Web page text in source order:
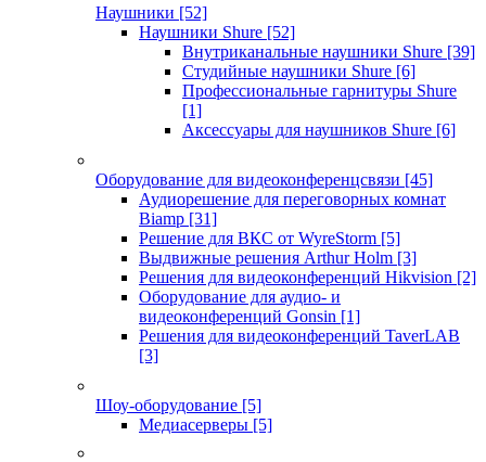
Наушники [52]
Наушники Shure [52]
Внутриканальные наушники Shure [39]
Студийные наушники Shure [6]
Профессиональные гарнитуры Shure
[1]
Аксессуары для наушников Shure [6]
Оборудование для видеоконференцсвязи [45]
Аудиорешение для переговорных комнат
Biamp [31]
Решение для ВКС от WyreStorm [5]
Выдвижные решения Arthur Holm [3]
Решения для видеоконференций Hikvision [2]
Оборудование для аудио- и
видеоконференций Gonsin [1]
Решения для видеоконференций TaverLAB
[3]
Шоу-оборудование [5]
Медиасерверы [5]